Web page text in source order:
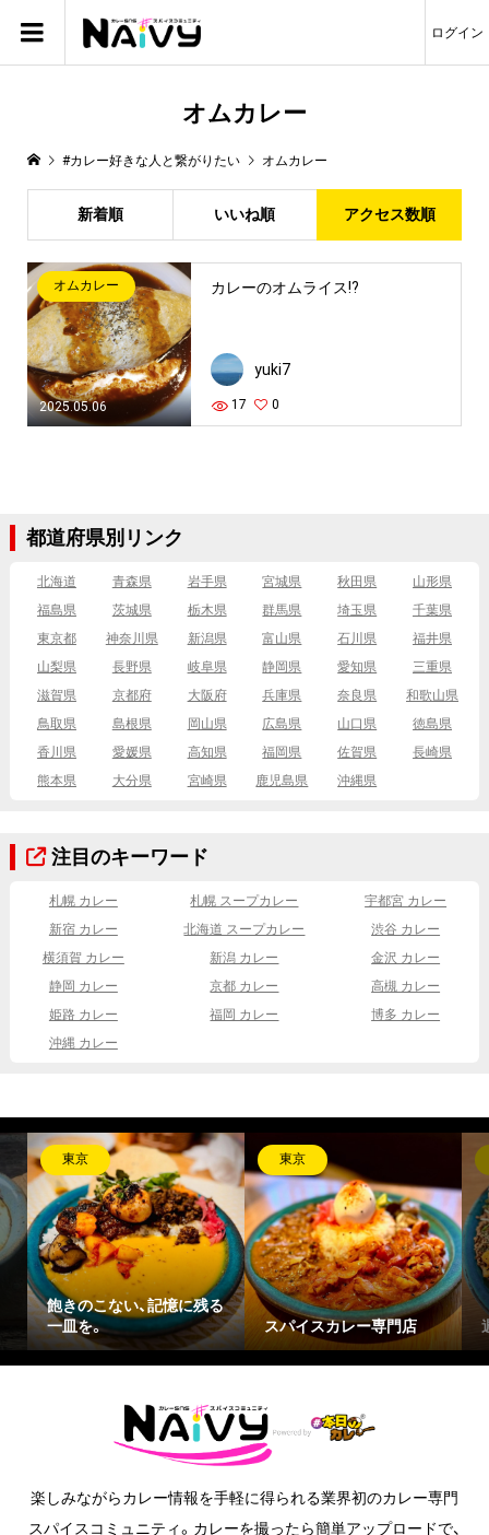
ログイン
オムカレー
#カレー好きな人と繋がりたい オムカレー
新着順 いいね順 アクセス数順
2025.05.06
オムカレー カレーのオムライス!?
yuki7
17 0
都道府県別リンク
北海道 青森県 岩手県 宮城県 秋田県
山形県
福島県
茨城県 栃木県 群馬県 埼玉県
千葉県
東京都
神奈川県 新潟県 富山県 石川県
福井県
山梨県
長野県 岐阜県 静岡県 愛知県
三重県
滋賀県
京都府 大阪府 兵庫県 奈良県
和歌山県
鳥取県
島根県 岡山県 広島県 山口県
徳島県
香川県
愛媛県 高知県 福岡県 佐賀県
長崎県
熊本県
大分県 宮崎県 鹿児島県 沖縄県
注目のキーワード
札幌 カレー 札幌 スープカレー
宇都宮 カレー
新宿 カレー
北海道 スープカレー
渋谷 カレー
横須賀 カレー
新潟 カレー
金沢 カレー
静岡 カレー
京都 カレー
高槻 カレー
姫路 カレー
福岡 カレー
博多 カレー
沖縄 カレー
東京
飽きのこない、記憶に残る
一皿を。
東京
スパイスカレー専門店
楽しみながらカレー情報を手軽に得られる業界初のカレー専門
スパイスコミュニティ。カレーを撮ったら簡単アップロードで、